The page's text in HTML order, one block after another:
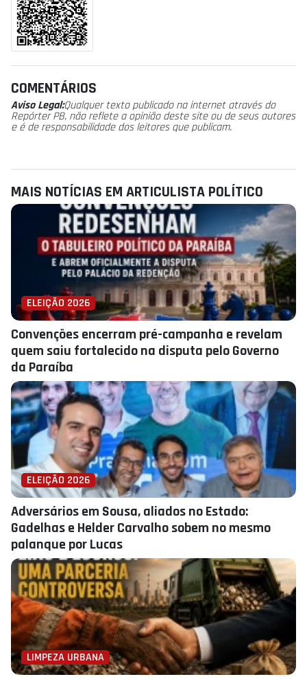
COMENTÁRIOS
Aviso Legal:Qualquer texto publicado na internet através do
Repórter PB, não reflete a opinião deste site ou de seus autores
e é de responsabilidade dos leitores que publicam.
MAIS NOTÍCIAS EM ARTICULISTA POLÍ­TICO
ELEIÇÃO 2026
Convenções encerram pré-campanha e revelam
quem saiu fortalecido na disputa pelo Governo
da Paraíba
ELEIÇÃO 2026
Adversários em Sousa, aliados no Estado:
Gadelhas e Helder Carvalho sobem no mesmo
palanque por Lucas
LIMPEZA URBANA